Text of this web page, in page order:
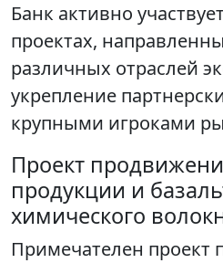
Банк активно
проектах,
различных отраслей
укрепление
крупными игроками
Проект
продукции и
химического
Примечателен проект